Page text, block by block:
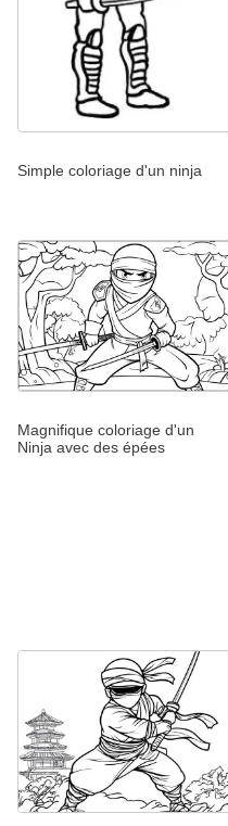
Simple coloriage d'un ninja
Magnifique coloriage d'un
Ninja avec des épées